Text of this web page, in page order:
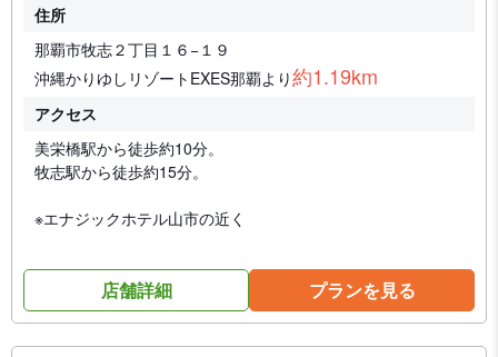
住所
那覇市牧志２丁目１６−１９
沖縄かりゆしリゾートEXES那覇より約1.19km
アクセス
美栄橋駅から徒歩約10分。
牧志駅から徒歩約15分。
※エナジックホテル山市の近く
店舗詳細 プランを見る